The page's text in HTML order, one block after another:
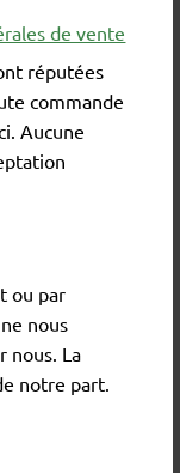
de vente
réputées
commande
Aucune
ou par
nous
nous. La
notre part.